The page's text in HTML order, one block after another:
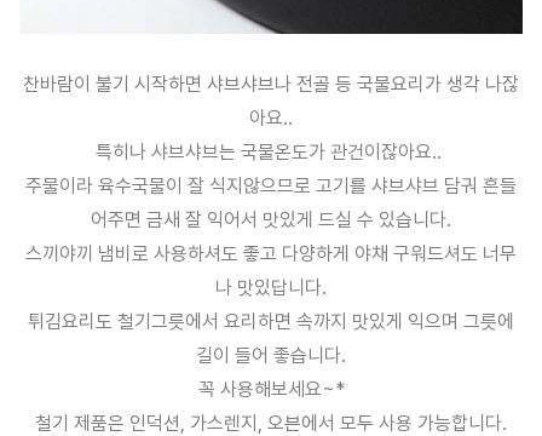
찬바람이 불기 시작하면 샤브샤브나 전골 등 국물요리가 생각 나잖
아요..
특히나 샤브샤브는 국물온도가 관건이잖아요..
주물이라 육수국물이 잘 식지않으므로 고기를 샤브샤브 담궈 흔들
어주면 금새 잘 익어서 맛있게 드실 수 있습니다.
스끼야끼 냄비로 사용하셔도 좋고 다양하게 야채 구워드셔도 너무
나 맛있답니다.
튀김요리도 철기그릇에서 요리하면 속까지 맛있게 익으며 그릇에
길이 들어 좋습니다.
꼭 사용해보세요~*
철기 제품은 인덕션, 가스렌지, 오븐에서 모두 사용 가능합니다.